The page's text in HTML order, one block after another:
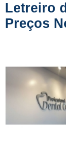
Letreiro
Preços